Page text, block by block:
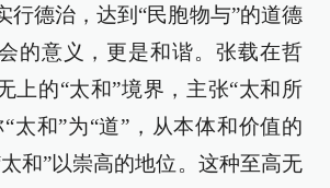
行德治，达到“民胞物与”的道德
的意义，更是和谐。张载在哲
上的“太和”境界，主张“太和所
太和”为“道”，从本体和价值的
和”以崇高的地位。这种至高无